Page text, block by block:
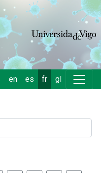
en es fr gl